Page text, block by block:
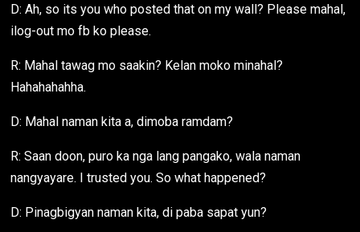
D: Ah, so its you who posted that on my wall? Please mahal,
ilog-out mo fb ko please.
R: Mahal tawag mo saakin? Kelan moko minahal?
Hahahahahha.
D: Mahal naman kita a, dimoba ramdam?
R: Saan doon, puro ka nga lang pangako, wala naman
nangyayare. I trusted you. So what happened?
D: Pinagbigyan naman kita, di paba sapat yun?